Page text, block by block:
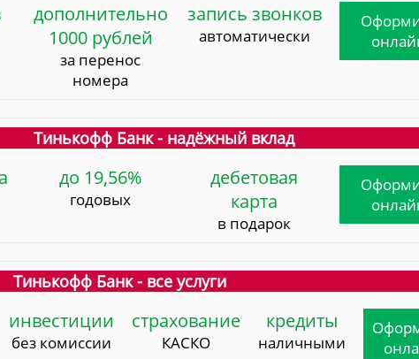
дополнительно
1000 рублей
за перенос
номера
запись звонков
автоматически
Тинькофф Банк - надёжный вклад
до 19,56%
годовых
дебетовая
карта
в подарок
Тинькофф Банк - все услуги
инвестиции
без комиссии
страхование
КАСКО
кредиты
наличными